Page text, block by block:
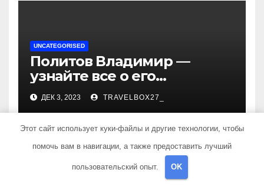
UNCATEGORISED
Политов Владимир —
узнайте все о его
биографии, возрасте и
впечатляющих
ДЕК 3, 2023 TRAVELBOX27_
Этот сайт использует куки-файлы и другие технологии, чтобы
помочь вам в навигации, а также предоставить лучший
пользовательский опыт. OK